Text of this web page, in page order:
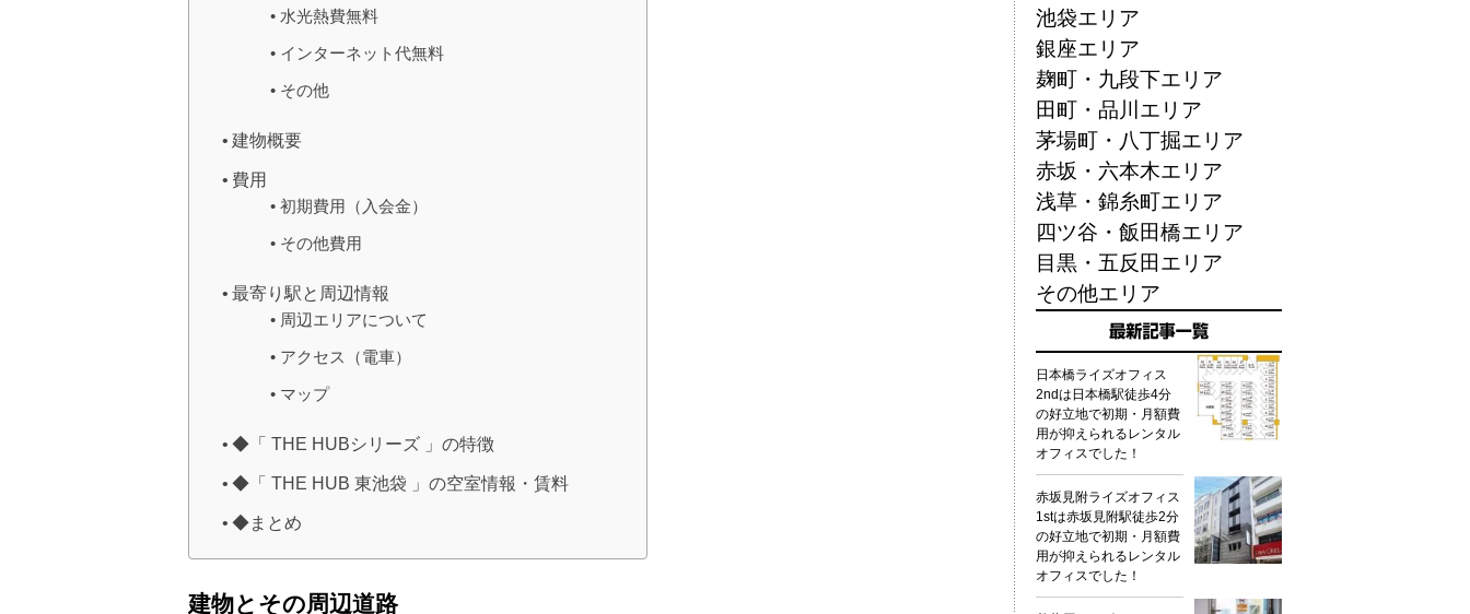
水光熱費無料
インターネット代無料
その他
建物概要
費用
初期費用（入会金）
その他費用
最寄り駅と周辺情報
周辺エリアについて
アクセス（電車）
マップ
◆「 THE HUBシリーズ 」の特徴
◆「 THE HUB 東池袋 」の空室情報・賃料
◆まとめ
建物とその周辺道路
池袋エリア
銀座エリア
麹町・九段下エリア
田町・品川エリア
茅場町・八丁掘エリア
赤坂・六本木エリア
浅草・錦糸町エリア
四ツ谷・飯田橋エリア
目黒・五反田エリア
その他エリア
日本橋ライズオフィス
2ndは日本橋駅徒歩4分
の好立地で初期・月額費
用が抑えられるレンタル
オフィスでした！
赤坂見附ライズオフィス
1stは赤坂見附駅徒歩2分
の好立地で初期・月額費
用が抑えられるレンタル
オフィスでした！